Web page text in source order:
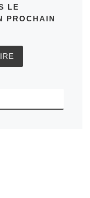
LE
PROCHAIN